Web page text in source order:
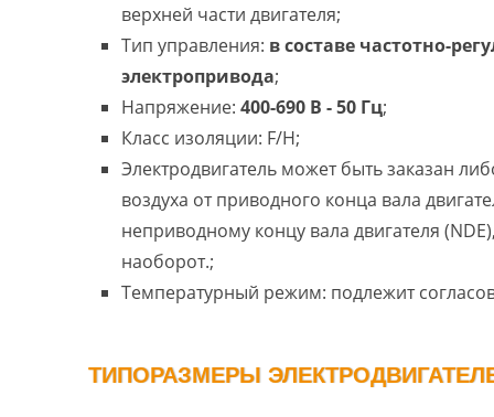
верхней части двигателя;
Тип управления: в составе частотно-
электропривода;
Напряжение: 400-690 В - 50 Гц;
Класс изоляции: F/H;
Электродвигатель может быть заказан
воздуха от приводного конца вала
неприводному концу вала двигателя
наоборот.;
Температурный режим: подлежит
ТИПОРАЗМЕРЫ